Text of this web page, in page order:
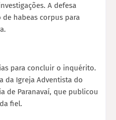
A defesa
habeas corpus para
para concluir o inquérito.
da Igreja Adventista do
de Paranavaí, que publicou
fiel.